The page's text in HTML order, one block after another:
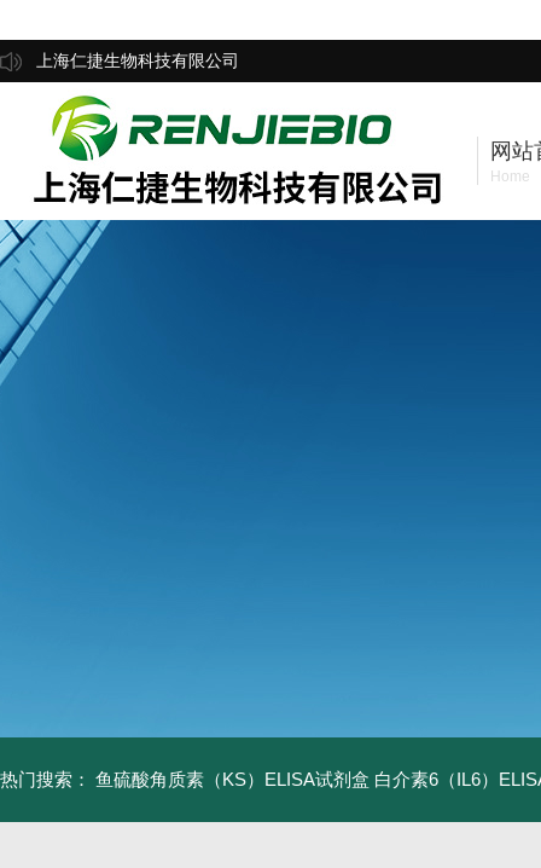
上海仁捷生物科技有限公司
网站
Home
热门搜索： 鱼硫酸角质素（KS）ELISA试剂盒 白介素6（IL6）